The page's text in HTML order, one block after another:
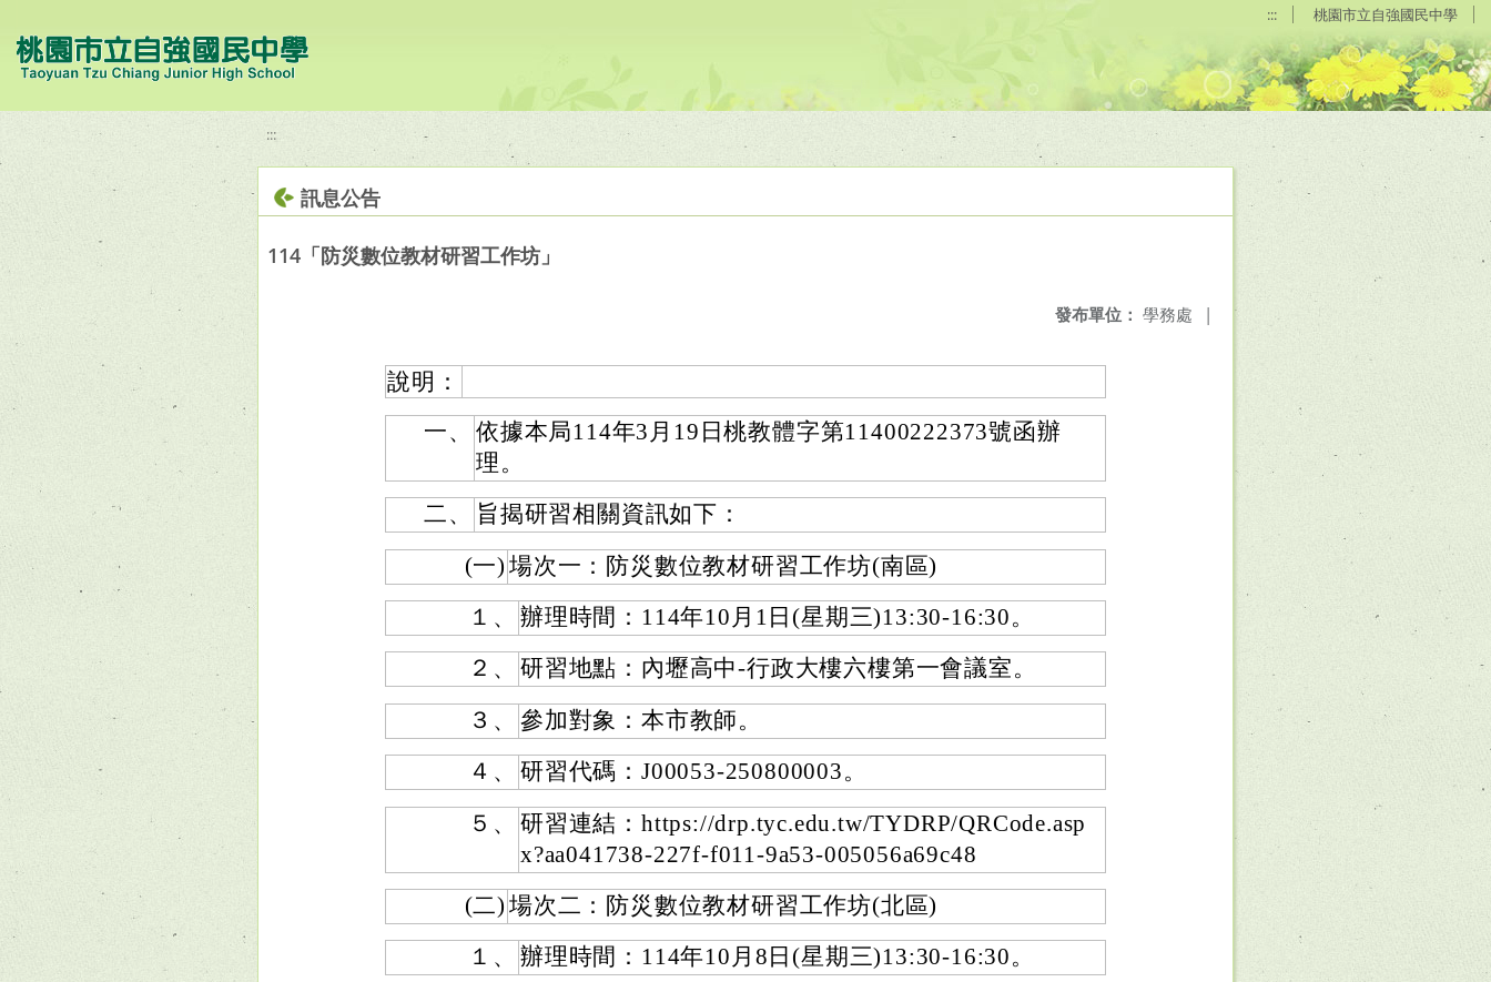
::: 桃園市立自強國民中學
:::
訊息公告
114「防災數位教材研習工作坊」
發布單位： 學務處 |
說明：
一、
依據本局114年3月19日桃教體字第11400222373號函辦
理。
二、
旨揭研習相關資訊如下：
(一) 場次一：防災數位教材研習工作坊(南區)
１、
辦理時間：114年10月1日(星期三)13:30-16:30。
２、
研習地點：內壢高中-行政大樓六樓第一會議室。
３、
參加對象：本市教師。
４、
研習代碼：J00053-250800003。
５、
研習連結：https://drp.tyc.edu.tw/TYDRP/QRCode.asp
x?aa041738-227f-f011-9a53-005056a69c48
(二) 場次二：防災數位教材研習工作坊(北區)
１、
辦理時間：114年10月8日(星期三)13:30-16:30。